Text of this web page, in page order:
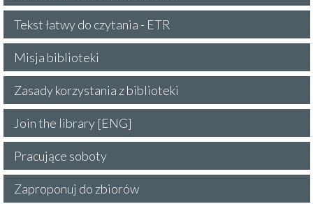
Tekst łatwy do czytania - ETR
Misja biblioteki
Zasady korzystania z biblioteki
Join the library [ENG]
Pracujące soboty
Zaproponuj do zbiorów